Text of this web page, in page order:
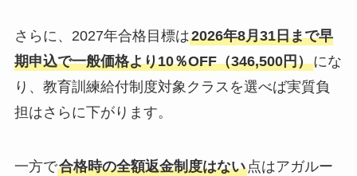
さらに、2027年合格目標は2026年8月31日まで早
期申込で一般価格より10％OFF（346,500円）にな
り、教育訓練給付制度対象クラスを選べば実質負
担はさらに下がります。
一方で合格時の全額返金制度はない点はアガルー